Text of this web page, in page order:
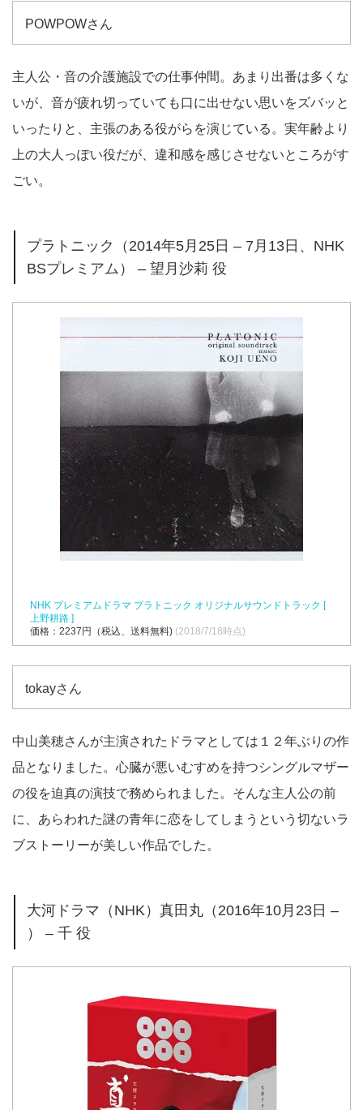
POWPOWさん
主人公・音の介護施設での仕事仲間。あまり出番は多くな
いが、音が疲れ切っていても口に出せない思いをズバッと
いったりと、主張のある役がらを演じている。実年齢より
上の大人っぽい役だが、違和感を感じさせないところがす
ごい。
プラトニック（2014年5月25日 – 7月13日、NHK
BSプレミアム） – 望月沙莉 役
NHK プレミアムドラマ プラトニック オリジナルサウンドトラック [
上野耕路 ]
価格：2237円（税込、送料無料) (2018/7/18時点)
tokayさん
中山美穂さんが主演されたドラマとしては１２年ぶりの作
品となりました。心臓が悪いむすめを持つシングルマザー
の役を迫真の演技で務められました。そんな主人公の前
に、あらわれた謎の青年に恋をしてしまうという切ないラ
ブストーリーが美しい作品でした。
大河ドラマ（NHK）真田丸（2016年10月23日 –
） – 千 役